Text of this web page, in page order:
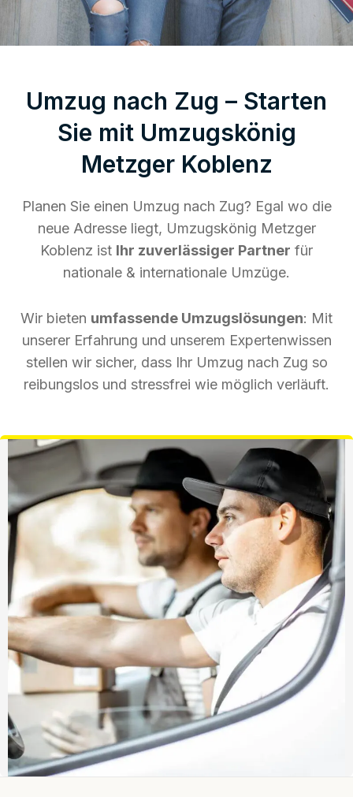
Umzug nach Zug – Starten
Sie mit Umzugskönig
Metzger Koblenz
Planen Sie einen Umzug nach Zug? Egal wo die
neue Adresse liegt, Umzugskönig Metzger
Koblenz ist Ihr zuverlässiger Partner für
nationale & internationale Umzüge.
Wir bieten umfassende Umzugslösungen: Mit
unserer Erfahrung und unserem Expertenwissen
stellen wir sicher, dass Ihr Umzug nach Zug so
reibungslos und stressfrei wie möglich verläuft.